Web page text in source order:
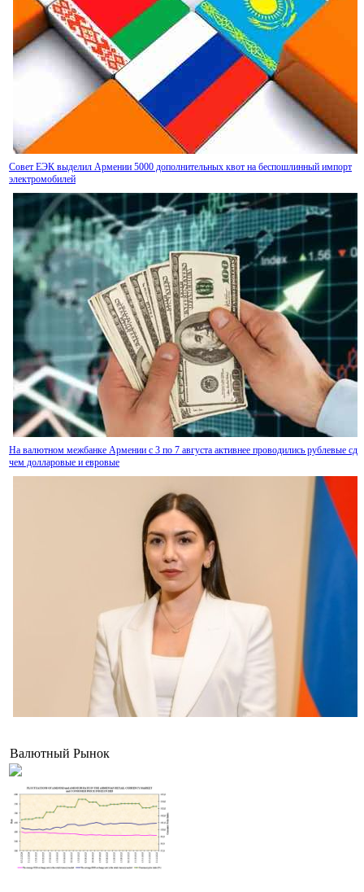
Совет ЕЭК выделил Армении 5000 дополнительных квот на беспошлинный импорт
электромобилей
На валютном межбанке Армении с 3 по 7 августа активнее проводились рублевые
чем долларовые и евровые
Валютный Рынок